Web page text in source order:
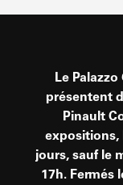
Le
présentent
Pinault
expositions,
jours, sauf le
17h. Fermés